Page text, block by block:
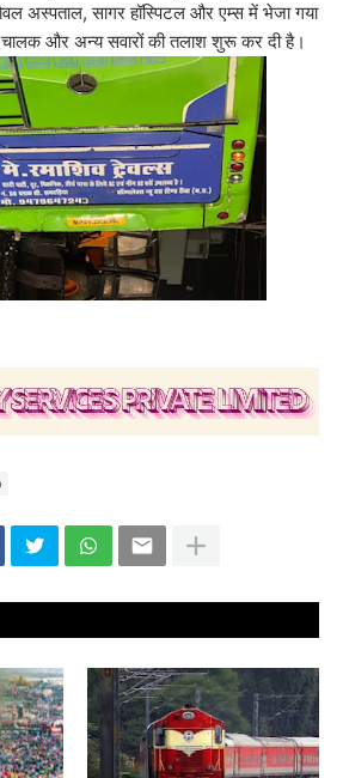
अस्पताल, सागर हॉस्पिटल और एम्स में भेजा गया
और अन्य सवारों की तलाश शुरू कर दी है।